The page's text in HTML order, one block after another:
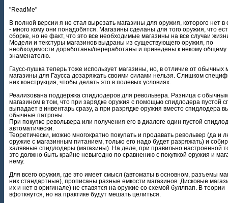
"ReadMe"
В полной версии я не стал вырезать магазины для оружия, которого нет в
- много кому они понадобятся. Магазины сделаны для того оружия, что
сборке, но не факт, что это все необходимые магазины на все случаи
Модели и текстуры магазинов выдраны из существующего оружия, по
необходимости доработаны/переработаны и приведены к некому общему
знаменателю.
Гаусс-пушка теперь тоже использует магазины, но, в отличие от обычных
магазины для Гаусса дозаряжать своими силами нельзя. Слишком
них конструкция, чтобы делать это в полевых условиях.
Реализована поддержка спидлодеров для револьвера. Разница с
магазином в том, что при зарядке оружия с помощью спидлодера пустой
выпадает в инвентарь сразу, а при разрядке оружия вместо спидлодера
обычные патроны.
При покупке револьвера или получения его в диалоге один пустой
автоматически.
Теоретически, можно многократно покупать и продавать револьвер (да и
оружие с магазинным питанием, только его надо будет разряжать) и
халявные спидлодеры (магазины). На деле, при правильно настроенной
это должно быть крайне невыгодно по сравнению с покупкой оружия и
нему.
Для всего оружия, где это имеет смысл (автоматы в основном, разъемы
них стандартные), прописаны разные емкости магазинов. Дисковые
их и нет в оригинале) не ставятся на оружие со схемой буллпап. В теории
вфоткнутся, но на практике будут мешать целиться.